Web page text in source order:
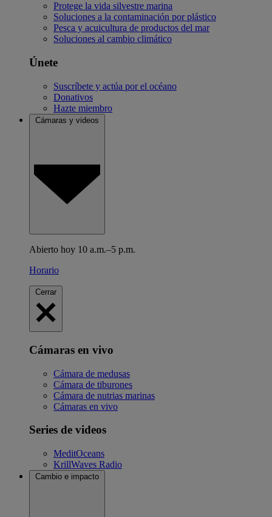
Protege la vida silvestre marina
Soluciones a la contaminación por plástico
Pesca y acuicultura de productos del mar
Soluciones al cambio climático
Únete
Suscríbete y actúa por el océano
Donativos
Hazte miembro
Cámaras y videos
Abierto hoy 10 a.m.–5 p.m.
Horario
Cerrar
Cámaras en vivo
Cámara de medusas
Cámara de tiburones
Cámara de nutrias marinas
Cámaras en vivo
Series de videos
MeditOceans
KrillWaves Radio
Cambio e impacto